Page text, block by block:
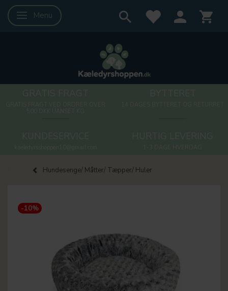
Skifte navigation
Menu
Hundesenge/ Måtter/ Tæpper/ Huler
-10%